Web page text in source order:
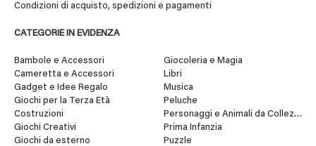
Condizioni di acquisto, spedizioni e pagamenti
CATEGORIE IN EVIDENZA
Bambole e Accessori
Cameretta e Accessori
Gadget e Idee Regalo
Giochi per la Terza Età
Costruzioni
Giochi Creativi
Giochi da esterno
Giocoleria e Magia
Libri
Musica
Peluche
Personaggi e Animali da Collezione
Prima Infanzia
Puzzle